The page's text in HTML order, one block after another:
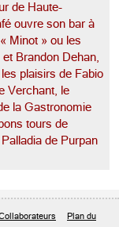
de Haute-
ouvre son bar à
Minot » ou les
Brandon Dehan,
plaisirs de Fabio
Verchant, le
la Gastronomie
tours de
de Purpan
Plan du